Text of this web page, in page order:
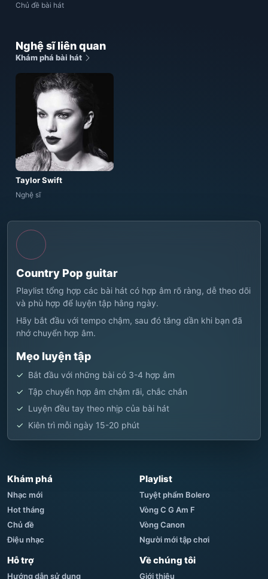
Chủ đề bài hát
Nghệ sĩ liên quan
Khám phá bài hát
Taylor Swift
Nghệ sĩ
Country Pop guitar
Playlist tổng hợp các bài hát có hợp âm rõ ràng, dễ theo dõi
và phù hợp để luyện tập hằng ngày.
Hãy bắt đầu với tempo chậm, sau đó tăng dần khi bạn đã
nhớ chuyển hợp âm.
Mẹo luyện tập
Bắt đầu với những bài có 3-4 hợp âm
Tập chuyển hợp âm chậm rãi, chắc chắn
Luyện đều tay theo nhịp của bài hát
Kiên trì mỗi ngày 15-20 phút
Khám phá
Nhạc mới
Hot tháng
Chủ đề
Điệu nhạc
Playlist
Tuyệt phẩm Bolero
Vòng C G Am F
Vòng Canon
Người mới tập chơi
Hỗ trợ
Hướng dẫn sử dụng
Về chúng tôi
Giới thiệu